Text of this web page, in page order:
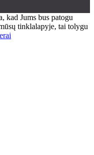
kad Jums bus patogu
tinklalapyje, tai tolygu